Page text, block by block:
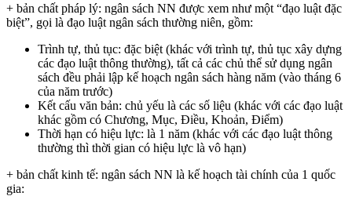
+ bản chất pháp lý: ngân sách NN được xem như một “đạo luật đặc
biệt”, gọi là đạo luật ngân sách thường niên, gồm:
Trình tự, thủ tục: đặc biệt (khác với trình tự, thủ tục xây dựng
các đạo luật thông thường), tất cả các chủ thể sử dụng ngân
sách đều phải lập kế hoạch ngân sách hàng năm (vào tháng 6
của năm trước)
Kết cấu văn bản: chủ yếu là các số liệu (khác với các đạo luật
khác gồm có Chương, Mục, Điều, Khoản, Điểm)
Thời hạn có hiệu lực: là 1 năm (khác với các đạo luật thông
thường thì thời gian có hiệu lực là vô hạn)
+ bản chất kinh tế: ngân sách NN là kế hoạch tài chính của 1 quốc
gia: